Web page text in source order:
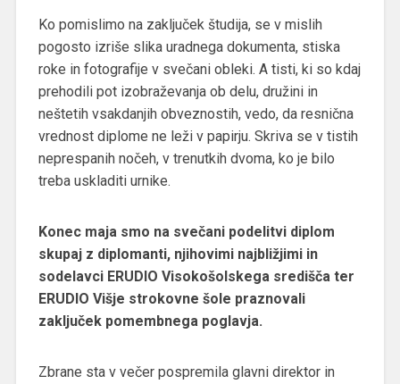
Ko pomislimo na zaključek študija, se v mislih
pogosto izriše slika uradnega dokumenta, stiska
roke in fotografije v svečani obleki. A tisti, ki so kdaj
prehodili pot izobraževanja ob delu, družini in
neštetih vsakdanjih obveznostih, vedo, da resnična
vrednost diplome ne leži v papirju. Skriva se v tistih
neprespanih nočeh, v trenutkih dvoma, ko je bilo
treba uskladiti urnike.
Konec maja smo na svečani podelitvi diplom
skupaj z diplomanti, njihovimi najbližjimi in
sodelavci ERUDIO Visokošolskega središča ter
ERUDIO Višje strokovne šole praznovali
zaključek pomembnega poglavja.
Zbrane sta v večer pospremila glavni direktor in